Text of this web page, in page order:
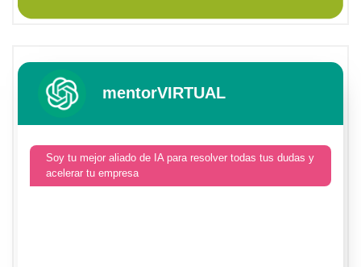
mentorVIRTUAL
Soy tu mejor aliado de IA para resolver todas tus dudas y
acelerar tu empresa